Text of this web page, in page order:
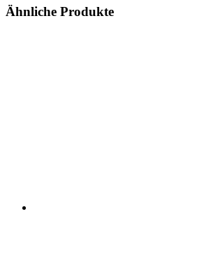
Ähnliche Produkte